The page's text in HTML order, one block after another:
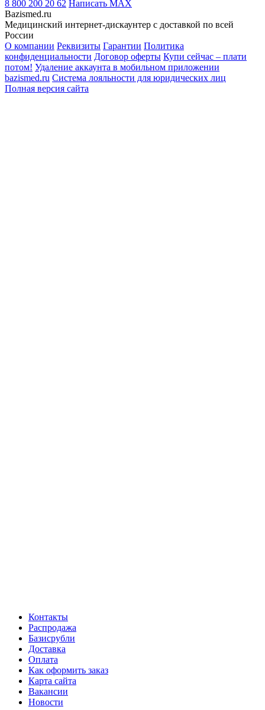
8 800 200 20 62 Написать MAX
Bazismed.ru
Медицинский интернет-дискаунтер с доставкой по всей
России
О компании Реквизиты Гарантии Политика
конфиденциальности Договор оферты Купи сейчас – плати
потом! Удаление аккаунта в мобильном приложении
bazismed.ru Система лояльности для юридических лиц
Полная версия сайта
Контакты
Распродажа
Базисрубли
Доставка
Оплата
Как оформить заказ
Карта сайта
Вакансии
Новости